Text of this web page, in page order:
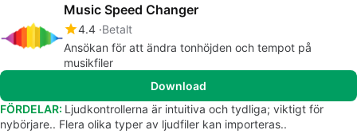
Music Speed Changer
4.4 Betalt
Ansökan för att ändra tonhöjden och tempot på
musikfiler
Download
FÖRDELAR: Ljudkontrollerna är intuitiva och tydliga; viktigt för
nybörjare.. Flera olika typer av ljudfiler kan importeras..